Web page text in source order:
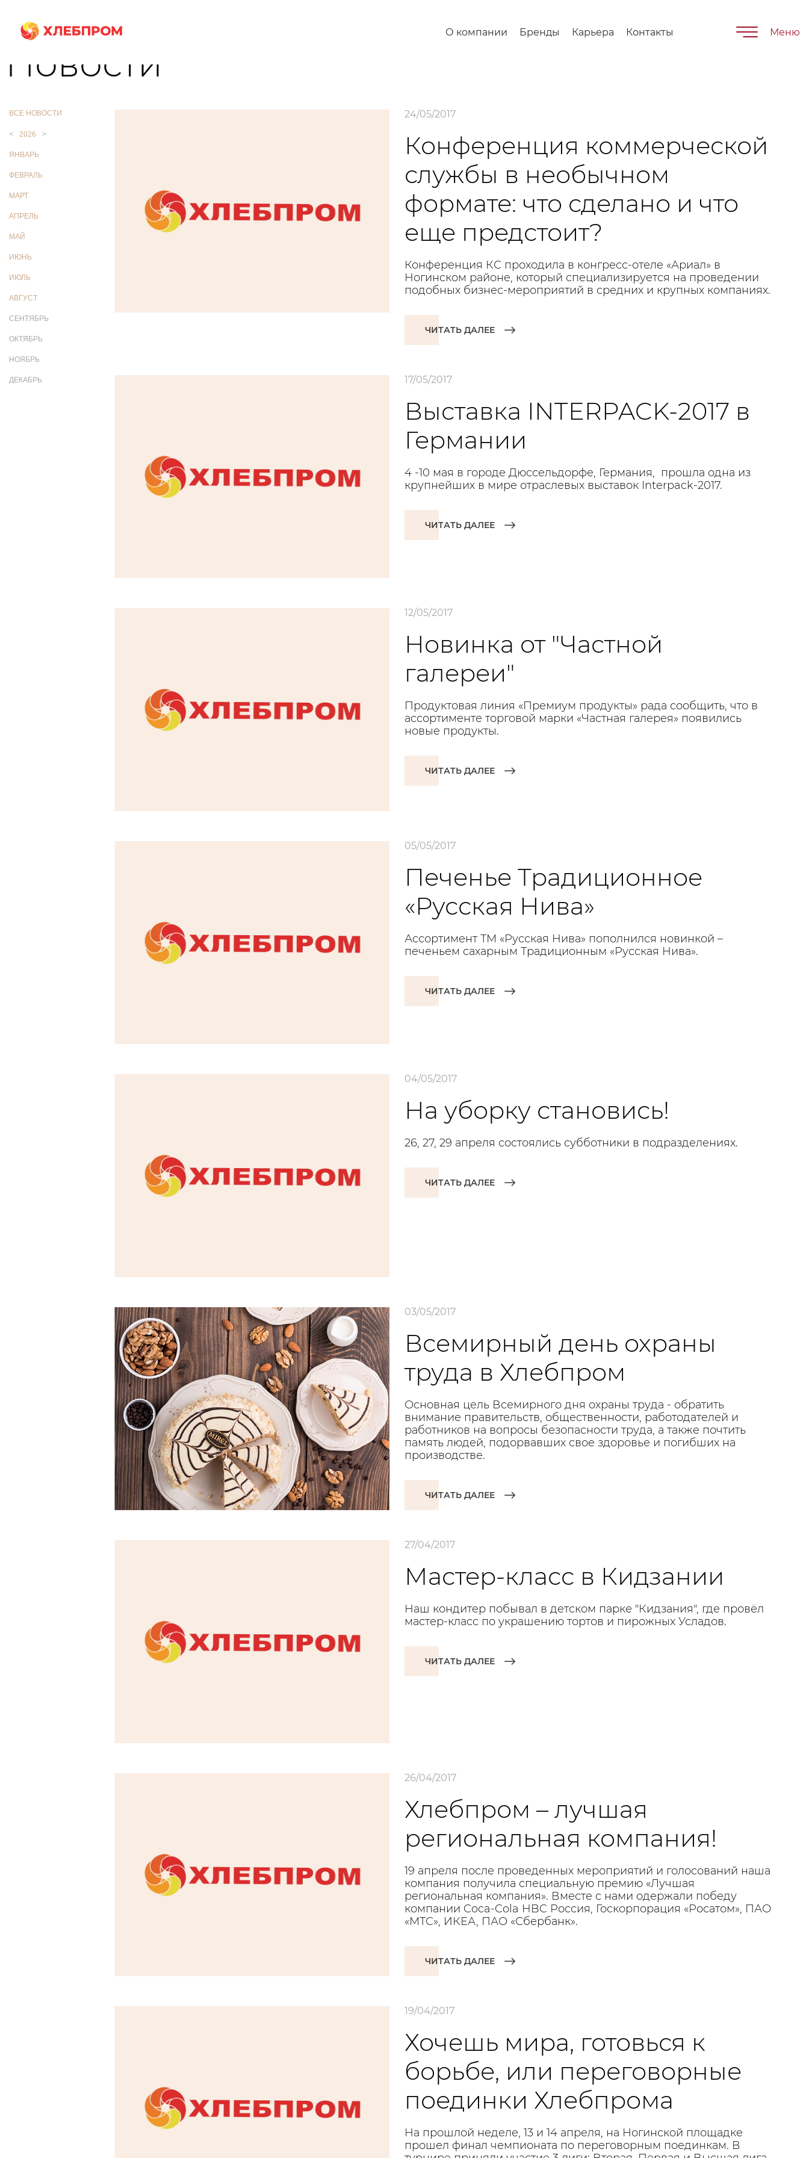
О компании Бренды Карьера Контакты Меню
Главная О компании Новости
Новости
ВСЕ НОВОСТИ
< 2026 >
ЯНВАРЬ
ФЕВРАЛЬ
МАРТ
АПРЕЛЬ
МАЙ
ИЮНЬ
ИЮЛЬ
АВГУСТ
СЕНТЯБРЬ
ОКТЯБРЬ
НОЯБРЬ
ДЕКАБРЬ
24/05/2017
Конференция коммерческой
службы в необычном
формате: что сделано и что
еще предстоит?
Конференция КС проходила в конгресс-отеле «Ариал» в
Ногинском районе, который специализируется на проведении
подобных бизнес-мероприятий в средних и крупных компаниях.
ЧИТАТЬ ДАЛЕЕ
17/05/2017
Выставка INTERPACK-2017 в
Германии
4 -10 мая в городе Дюссельдорфе, Германия, прошла одна из
крупнейших в мире отраслевых выставок Interpack-2017.
ЧИТАТЬ ДАЛЕЕ
12/05/2017
Новинка от "Частной
галереи"
Продуктовая линия «Премиум продукты» рада сообщить, что в
ассортименте торговой марки «Частная галерея» появились
новые продукты.
ЧИТАТЬ ДАЛЕЕ
05/05/2017
Печенье Традиционное
«Русская Нива»
Ассортимент ТМ «Русская Нива» пополнился новинкой –
печеньем сахарным Традиционным «Русская Нива».
ЧИТАТЬ ДАЛЕЕ
04/05/2017
На уборку становись!
26, 27, 29 апреля состоялись субботники в подразделениях.
ЧИТАТЬ ДАЛЕЕ
03/05/2017
Всемирный день охраны
труда в Хлебпром
Основная цель Всемирного дня охраны труда - обратить
внимание правительств, общественности, работодателей и
работников на вопросы безопасности труда, а также почтить
память людей, подорвавших свое здоровье и погибших на
производстве.
ЧИТАТЬ ДАЛЕЕ
27/04/2017
Мастер-класс в Кидзании
Наш кондитер побывал в детском парке "Кидзания", где провёл
мастер-класс по украшению тортов и пирожных Усладов.
ЧИТАТЬ ДАЛЕЕ
26/04/2017
Хлебпром – лучшая
региональная компания!
19 апреля после проведенных мероприятий и голосований наша
компания получила специальную премию «Лучшая
региональная компания». Вместе с нами одержали победу
компании Coca-Cola HBC Россия, Госкорпорация «Росатом», ПАО
«МТС», ИКЕА, ПАО «Сбербанк».
ЧИТАТЬ ДАЛЕЕ
19/04/2017
Хочешь мира, готовься к
борьбе, или переговорные
поединки Хлебпрома
На прошлой неделе, 13 и 14 апреля, на Ногинской площадке
прошел финал чемпионата по переговорным поединкам. В